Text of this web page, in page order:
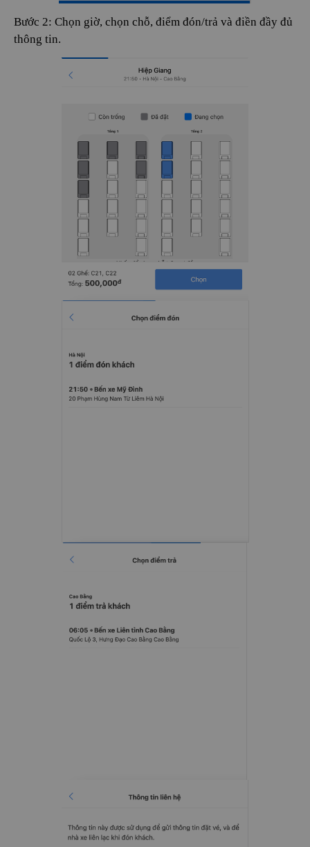
Bước 2: Chọn giờ, chọn chỗ, điểm đón/trả và điền đầy đủ
thông tin.